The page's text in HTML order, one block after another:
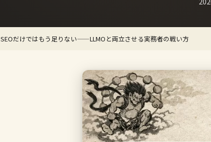
SEOだけではもう足りない——LLMOと両立させる実務者の戦い方